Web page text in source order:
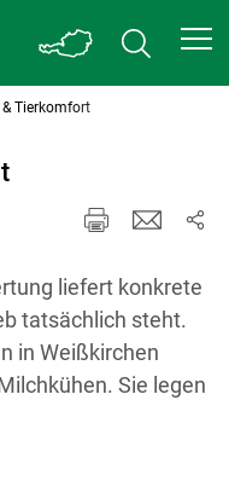
Tierkomfort
liefert konkrete
tatsächlich steht.
in Weißkirchen
Sie legen